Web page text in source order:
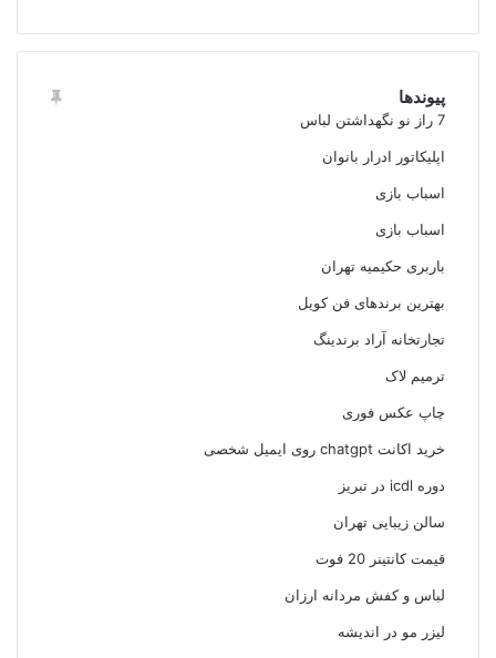
پیوندها
7 راز نو نگهداشتن لباس
اپلیکاتور ادرار بانوان
اسباب بازی
اسباب بازی
باربری حکیمیه تهران
بهترین برندهای فن کویل
تجارتخانه آراد برندینگ
ترمیم لاک
چاپ عکس فوری
خرید اکانت chatgpt روی ایمیل شخصی
دوره icdl در تبریز
سالن زیبایی تهران
قیمت کانتینر 20 فوت
لباس و کفش مردانه ارزان
لیزر مو در اندیشه